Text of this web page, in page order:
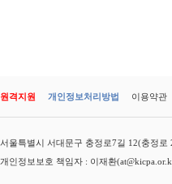
원격지원 개인정보처리방법 이용약관
서울특별시 서대문구 충정로7길 12(충정
개인정보보호 책임자 : 이재환